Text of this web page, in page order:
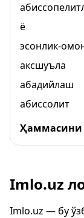
ё
эсонлик-
аксшуъла
абадийлаш
абиссолит
Imlo.uz
Imlo.uz — бу